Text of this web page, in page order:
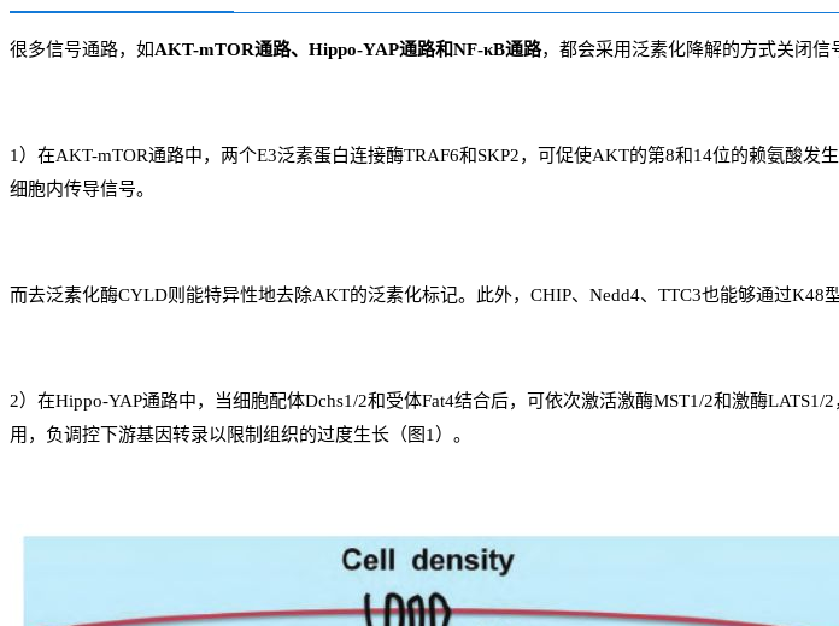
很多信号通路，如AKT-mTOR通路、Hippo-YAP通路和NF-κB通路，都会采用泛素化降解的方式关闭信
1）在AKT-mTOR通路中，两个E3泛素蛋白连接酶TRAF6和SKP2，可促使AKT的第8和14位的赖氨酸
细胞内传导信号。
而去泛素化酶CYLD则能特异性地去除AKT的泛素化标记。此外，CHIP、Nedd4、TTC3也能够通过K48
2）在Hippo-YAP通路中，当细胞配体Dchs1/2和受体Fat4结合后，可依次激活激酶MST1/2和激酶LATS1/2
用，负调控下游基因转录以限制组织的过度生长（图1）。